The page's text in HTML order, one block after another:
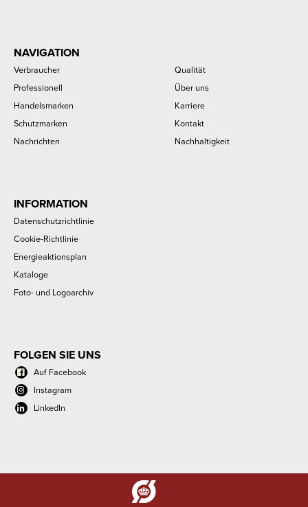
NAVIGATION
Verbraucher
Professionell
Handelsmarken
Schutzmarken
Nachrichten
Qualität
Über uns
Karriere
Kontakt
Nachhaltigkeit
INFORMATION
Datenschutzrichtlinie
Cookie-Richtlinie
Energieaktionsplan
Kataloge
Foto- und Logoarchiv
FOLGEN SIE UNS
Auf Facebook
Instagram
LinkedIn